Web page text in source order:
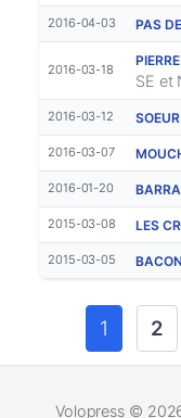
2016-04-03 PAS
2016-03-18
SE et
2016-03-12
2016-03-07
2016-01-20
2015-03-08 LES
2015-03-05
1 2
Volopress ©